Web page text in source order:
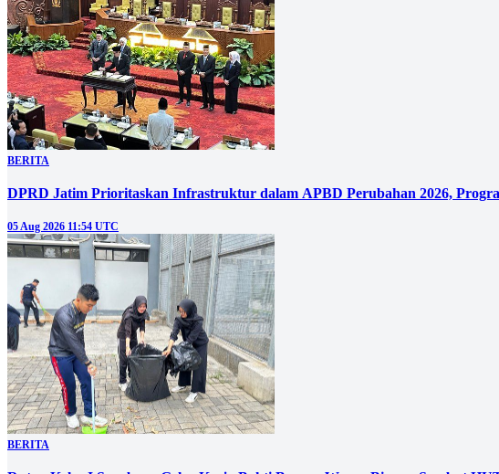
BERITA
DPRD Jatim Prioritaskan Infrastruktur dalam APBD Perubahan 2026,
05 Aug 2026 11:54 UTC
BERITA